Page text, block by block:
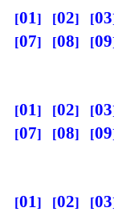
01 02 03
07
08 09
01 02 03
07
08 09
01 02 03